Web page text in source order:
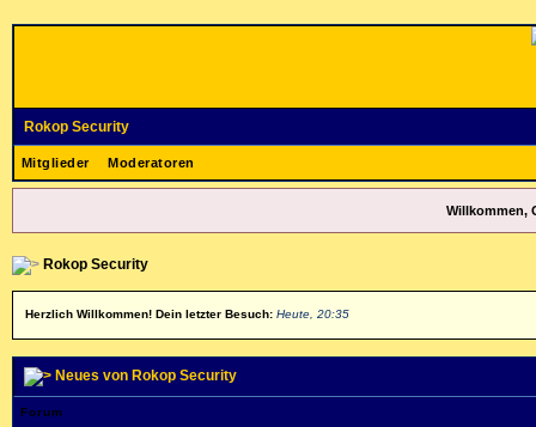
Rokop Security
Mitglieder Moderatoren
Willkommen,
Rokop Security
Herzlich Willkommen! Dein letzter Besuch: Heute, 20:35
Neues von Rokop Security
Forum